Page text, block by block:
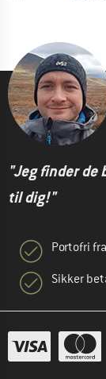
"Jeg finder
til dig!"
Portofri
Sikker